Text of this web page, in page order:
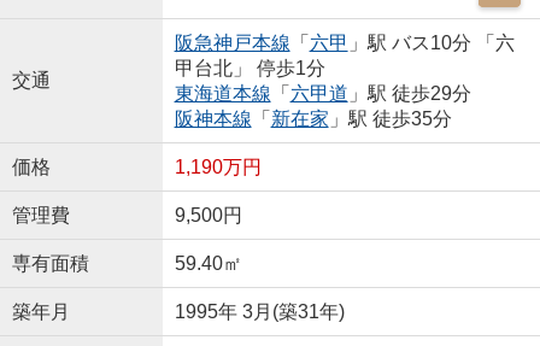
交通
阪急神戸本線 「 六甲 」駅 バス10分 「六
甲台北」 停歩1分
東海道本線 「 六甲道 」駅 徒歩29分
阪神本線 「 新在家 」駅 徒歩35分
価格 1,190万円
管理費 9,500円
専有面積 59.40㎡
築年月 1995年 3月(築31年)